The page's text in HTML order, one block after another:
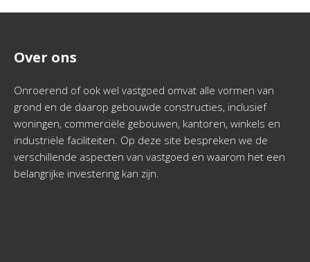
Over ons
Onroerend of ook wel vastgoed omvat alle vormen van
grond en de daarop gebouwde constructies, inclusief
woningen, commerciële gebouwen, kantoren, winkels en
industriële faciliteiten. Op deze site bespreken we de
verschillende aspecten van vastgoed en waarom het een
belangrijke investering kan zijn.